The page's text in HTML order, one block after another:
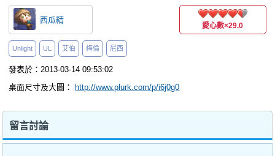
西瓜精
愛心數×29.0
Unlight UL 艾伯 梅倫 尼西
發表於：2013-03-14 09:53:02
桌面尺寸及大圖：
http://www.plurk.com/p/i6j0g0
留言討論